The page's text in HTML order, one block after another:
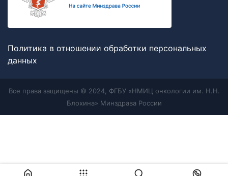
Политика в отношении обработки персональных
данных
Все права защищены © 2024, ФГБУ «НМИЦ онкологии им. Н.Н.
Блохина» Минздрава России